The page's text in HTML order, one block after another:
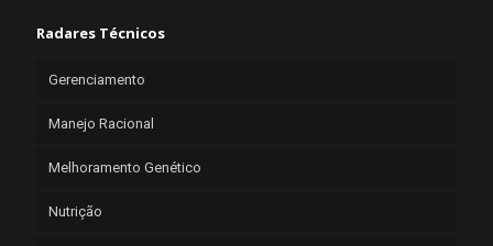
Radares Técnicos
Gerenciamento
Manejo Racional
Melhoramento Genético
Nutrição